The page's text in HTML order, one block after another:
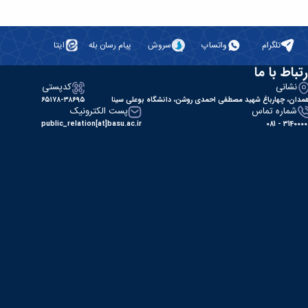
تلگرام واتساپ سروش پیام رسان بله ایتا
با ما
نشانی
چهارباغ شهید مصطفی احمدی روشن، دانشگاه بوعلی سینا
کدپستی
۶۵۱۷۸-۳۸۶۹۵
شماره تماس
31400000 -
پست الکترونیک
public_relation[at]basu.ac.ir